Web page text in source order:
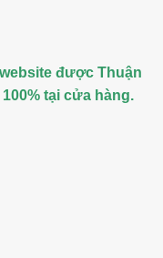
được Thuận
tại cửa hàng.